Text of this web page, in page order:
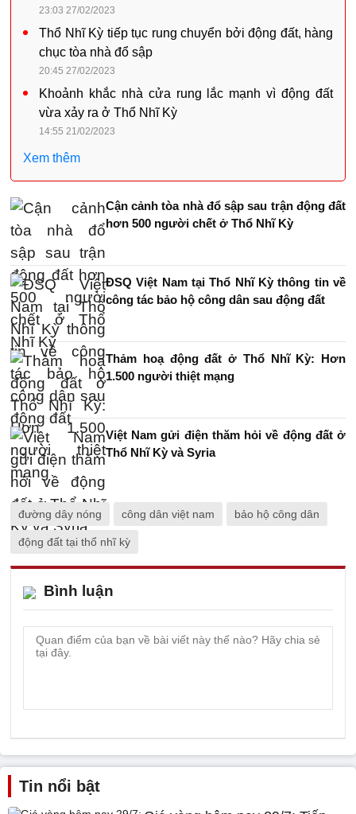
23:03 27/02/2023
Thổ Nhĩ Kỳ tiếp tục rung chuyển bởi động đất, hàng
chục tòa nhà đổ sập
20:45 27/02/2023
Khoảnh khắc nhà cửa rung lắc mạnh vì động đất
vừa xảy ra ở Thổ Nhĩ Kỳ
14:55 21/02/2023
Xem thêm
Cận cảnh tòa nhà đổ sập sau trận động đất
hơn 500 người chết ở Thổ Nhĩ Kỳ
ĐSQ Việt Nam tại Thổ Nhĩ Kỳ thông tin về
công tác bảo hộ công dân sau động đất
Thảm hoạ động đất ở Thổ Nhĩ Kỳ: Hơn
1.500 người thiệt mạng
Việt Nam gửi điện thăm hỏi về động đất ở
Thổ Nhĩ Kỳ và Syria
đường dây nóng công dân việt nam bảo hộ công dân
động đất tại thổ nhĩ kỳ
Bình luận
Tin nổi bật